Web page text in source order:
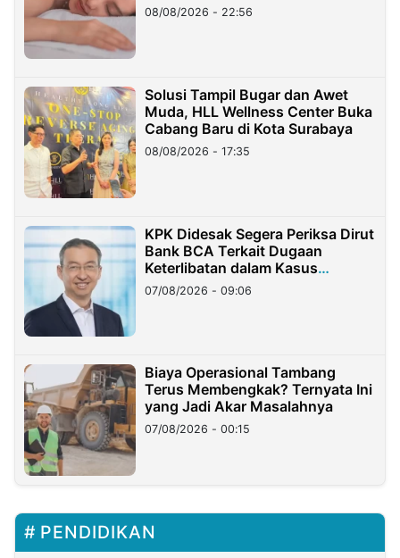
08/08/2026 - 22:56
Solusi Tampil Bugar dan Awet
Muda, HLL Wellness Center Buka
Cabang Baru di Kota Surabaya
08/08/2026 - 17:35
KPK Didesak Segera Periksa Dirut
Bank BCA Terkait Dugaan
Keterlibatan dalam Kasus
Hilangnya Dana Nasabah Rp2,58
Miliar
07/08/2026 - 09:06
Biaya Operasional Tambang
Terus Membengkak? Ternyata Ini
yang Jadi Akar Masalahnya
07/08/2026 - 00:15
PENDIDIKAN